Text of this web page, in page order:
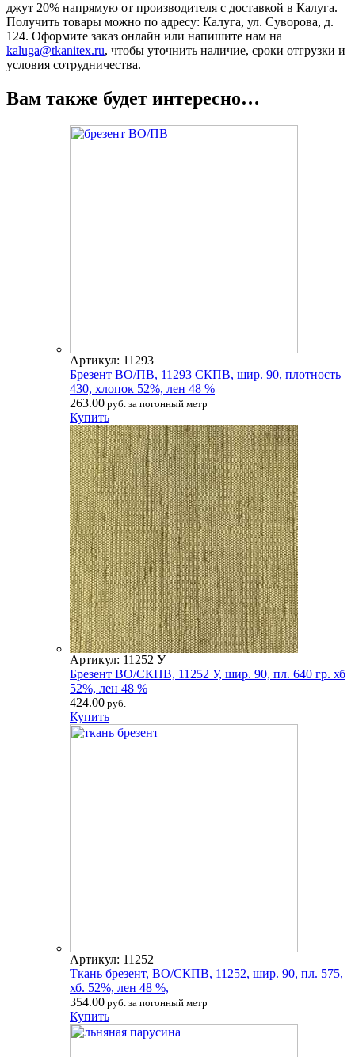
джут 20% напрямую от производителя с доставкой в Калуга.
Получить товары можно по адресу: Калуга, ул. Суворова, д.
124. Оформите заказ онлайн или напишите нам на
kaluga@tkanitex.ru, чтобы уточнить наличие, сроки отгрузки и
условия сотрудничества.
Вам также будет интересно…
Артикул: 11293
Брезент ВО/ПВ, 11293 СКПВ, шир. 90, плотность
430, хлопок 52%, лен 48 %
263.00 руб. за погонный метр
Купить
Артикул: 11252 У
Брезент ВО/СКПВ, 11252 У, шир. 90, пл. 640 гр. хб
52%, лен 48 %
424.00 руб.
Купить
Артикул: 11252
Ткань брезент, ВО/СКПВ, 11252, шир. 90, пл. 575,
хб. 52%, лен 48 %,
354.00 руб. за погонный метр
Купить